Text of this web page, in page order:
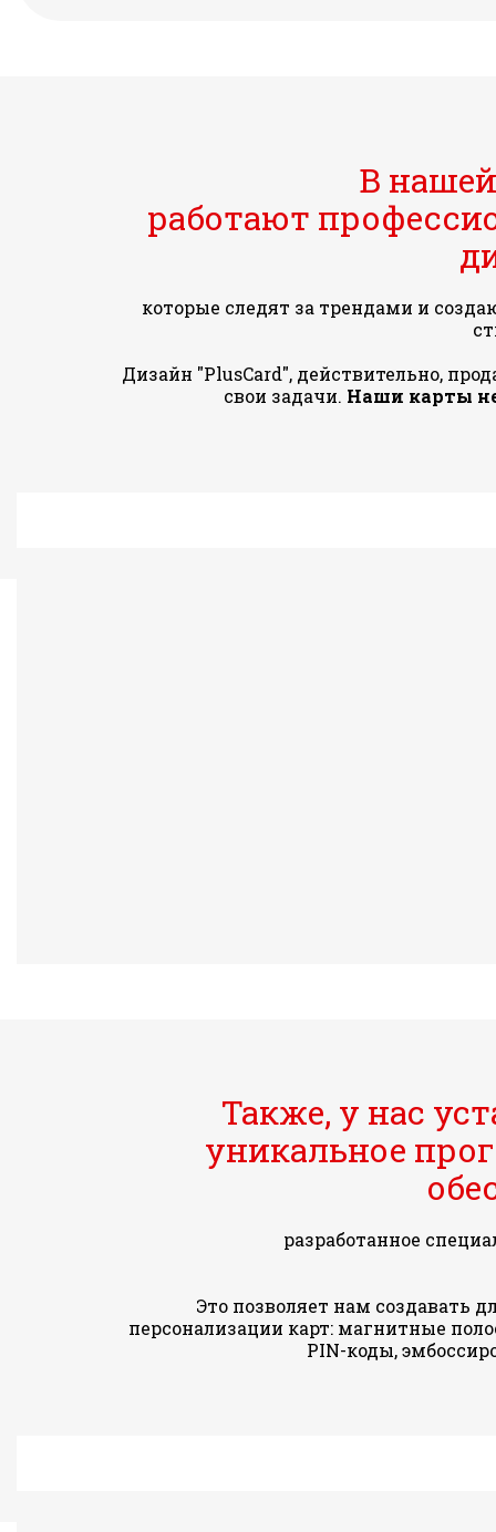
В
работают
которые следят за трендами и
Дизайн "PlusCard", действительно,
свои задачи. Наши карты
Также, у нас
уникальное
разработанное
Это позволяет нам создавать
персонализации карт: магнитные
PIN-коды,